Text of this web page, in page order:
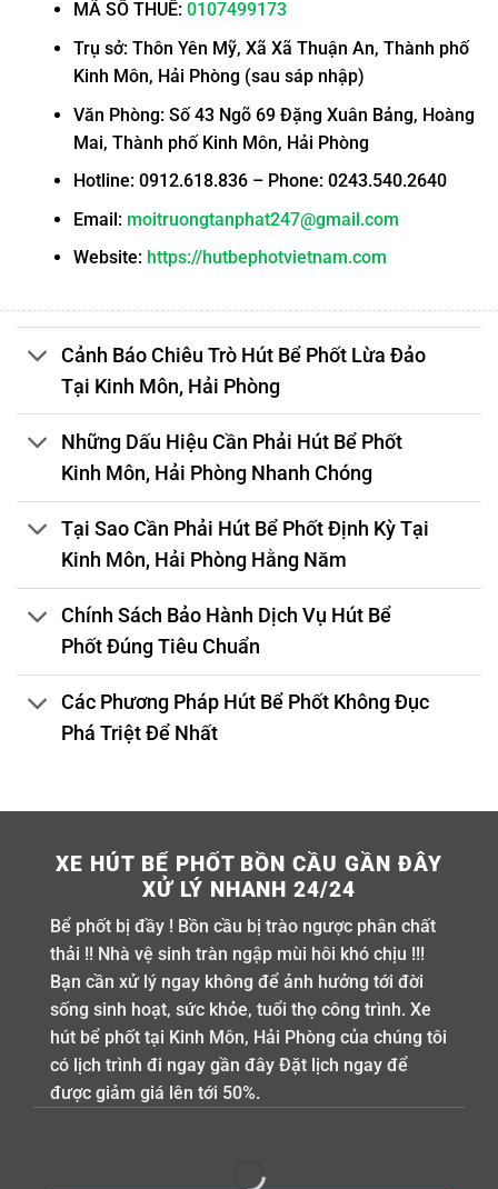
MÃ SỐ THUẾ: 0107499173
Trụ sở: Thôn Yên Mỹ, Xã Xã Thuận An, Thành phố
Kinh Môn, Hải Phòng (sau sáp nhập)
Văn Phòng: Số 43 Ngõ 69 Đặng Xuân Bảng, Hoàng
Mai, Thành phố Kinh Môn, Hải Phòng
Hotline: 0912.618.836 – Phone: 0243.540.2640
Email: moitruongtanphat247@gmail.com
Website: https://hutbephotvietnam.com
Cảnh Báo Chiêu Trò Hút Bể Phốt Lừa Đảo
Tại Kinh Môn, Hải Phòng
Những Dấu Hiệu Cần Phải Hút Bể Phốt
Kinh Môn, Hải Phòng Nhanh Chóng
Tại Sao Cần Phải Hút Bể Phốt Định Kỳ Tại
Kinh Môn, Hải Phòng Hằng Năm
Chính Sách Bảo Hành Dịch Vụ Hút Bể
Phốt Đúng Tiêu Chuẩn
Các Phương Pháp Hút Bể Phốt Không Đục
Phá Triệt Để Nhất
XE HÚT BỂ PHỐT BỒN CẦU GẦN ĐÂY
XỬ LÝ NHANH 24/24
Bể phốt bị đầy ! Bồn cầu bị trào ngược phân chất
thải !! Nhà vệ sinh tràn ngập mùi hôi khó chịu !!!
Bạn cần xử lý ngay không để ảnh hưởng tới đời
sống sinh hoạt, sức khỏe, tuổi thọ công trình. Xe
hút bể phốt tại Kinh Môn, Hải Phòng của chúng tôi
có lịch trình đi ngay gần đây Đặt lịch ngay để
được giảm giá lên tới 50%.